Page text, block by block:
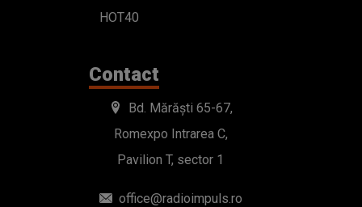
HOT40
Contact
Bd. Mărăști 65-67,
Romexpo Intrarea C,
Pavilion T, sector 1
office@radioimpuls.ro